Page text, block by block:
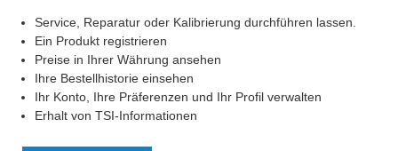
Service, Reparatur oder Kalibrierung durchführen lassen.
Ein Produkt registrieren
Preise in Ihrer Währung ansehen
Ihre Bestellhistorie einsehen
Ihr Konto, Ihre Präferenzen und Ihr Profil verwalten
Erhalt von TSI-Informationen